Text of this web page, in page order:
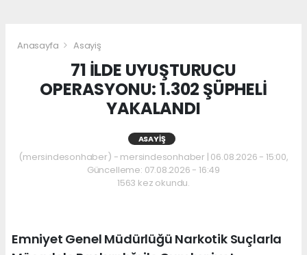
Anasayfa Asayiş
71 İLDE UYUŞTURUCU
OPERASYONU: 1.302 ŞÜPHELİ
YAKALANDI
ASAYIŞ
(mersindesonhaber) - mersindesonhaber | 06.08.2026 - 15:00,
Güncelleme: 07.08.2026 - 16:49
1563 kez okundu.
Emniyet Genel Müdürlüğü Narkotik Suçlarla